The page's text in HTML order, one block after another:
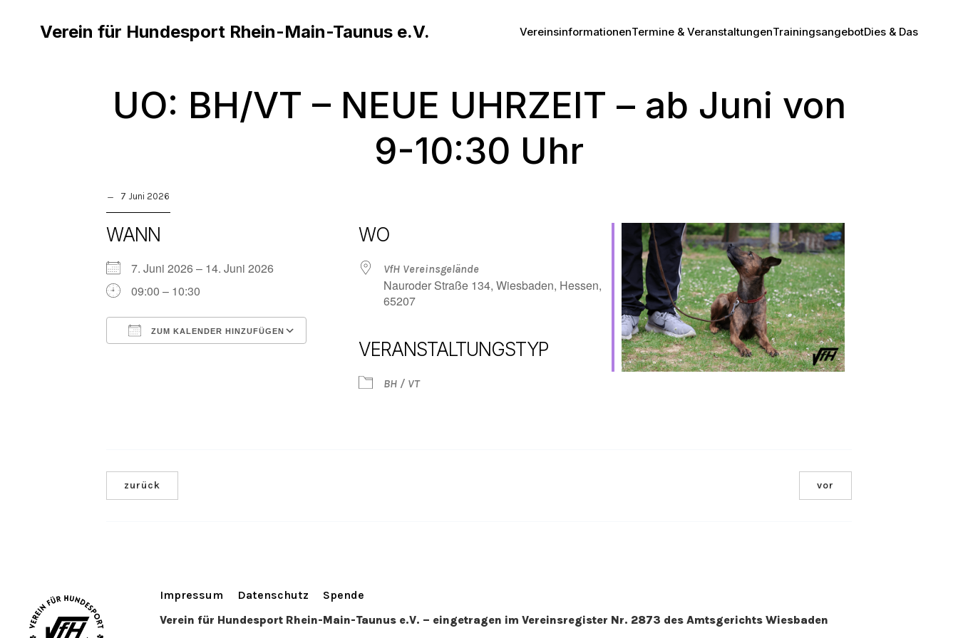
Verein für Hundesport Rhein-Main-Taunus e.V. VereinsinformationenTermine & VeranstaltungenTrainingsangebotDies & Das
UO: BH/VT – NEUE UHRZEIT – ab Juni von
9-10:30 Uhr
7 Juni 2026
WANN
7. Juni 2026 – 14. Juni 2026
09:00 – 10:30
ZUM KALENDER HINZUFÜGEN
Google Kalender iCalendar Office 365
WO
VfH Vereinsgelände
Nauroder Straße 134, Wiesbaden, Hessen,
65207
VERANSTALTUNGSTYP
BH / VT
zurück vor
Impressum Datenschutz
Spende
Verein für Hundesport Rhein-Main-Taunus e.V. – eingetragen im Vereinsregister Nr. 2873 des Amtsgerichts Wiesbaden